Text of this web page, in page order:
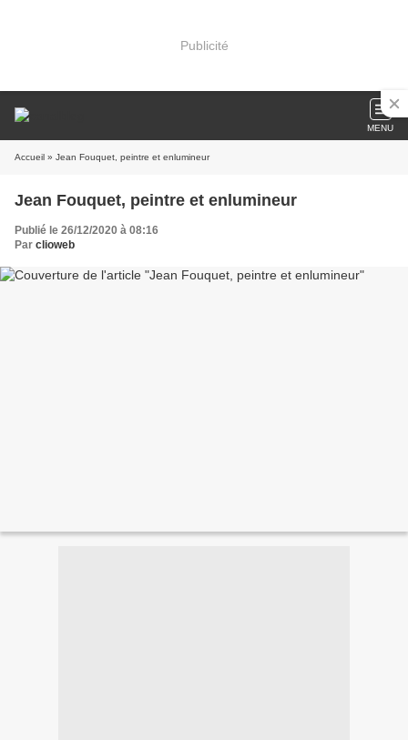
Publicité
MENU
Accueil » Jean Fouquet, peintre et enlumineur
Jean Fouquet, peintre et enlumineur
Publié le 26/12/2020 à 08:16
Par clioweb